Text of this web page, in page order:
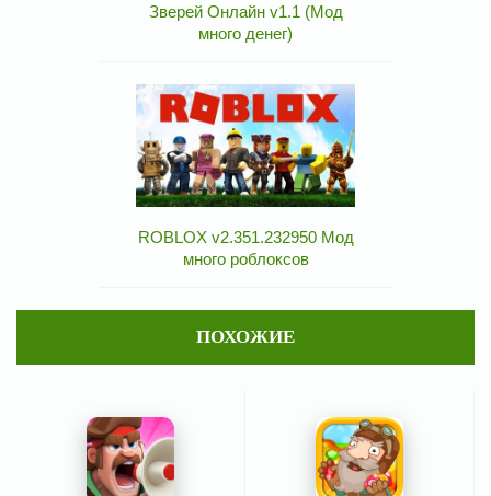
Зверей Онлайн v1.1 (Мод
много денег)
ROBLOX v2.351.232950 Мод
много роблоксов
ПОХОЖИЕ